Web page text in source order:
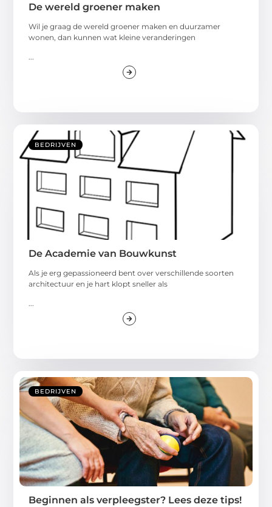
De wereld groener maken
Wil je graag de wereld groener maken en duurzamer
wonen, dan kunnen wat kleine veranderingen
BEDRIJVEN
De Academie van Bouwkunst
Als je erg gepassioneerd bent over verschillende soorten
architectuur en je hart klopt sneller als
...
BEDRIJVEN
Beginnen als verpleegster? Lees deze tips!